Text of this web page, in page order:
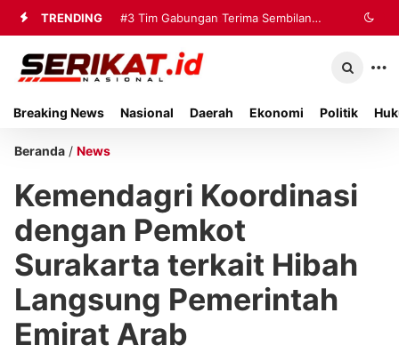
TRENDING #3 Tim Gabungan Terima Sembilan
Korban Evakuasi KM Mutiara Sentosa
Breaking News Nasional Daerah Ekonomi Politik
Beranda / News
Kemendagri Koordinasi
dengan Pemkot
Surakarta terkait Hibah
Langsung Pemerintah
Emirat Arab